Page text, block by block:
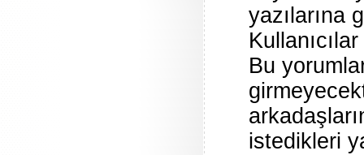
yazılarına
Bu
istedikleri